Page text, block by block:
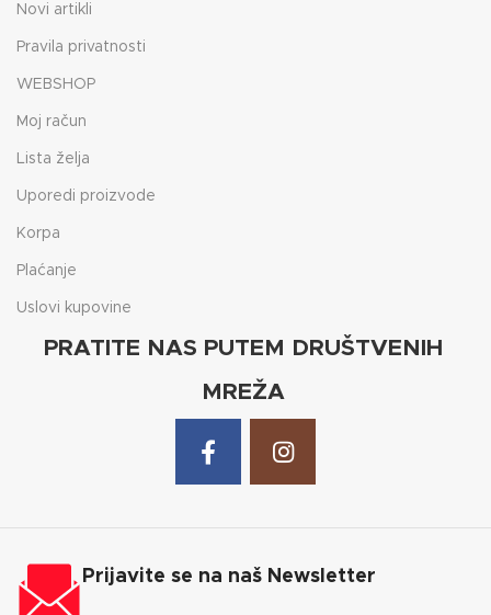
Novi artikli
Pravila privatnosti
WEBSHOP
Moj račun
Lista želja
Uporedi proizvode
Korpa
Plaćanje
Uslovi kupovine
PRATITE NAS PUTEM DRUŠTVENIH
MREŽA
Prijavite se na naš Newsletter